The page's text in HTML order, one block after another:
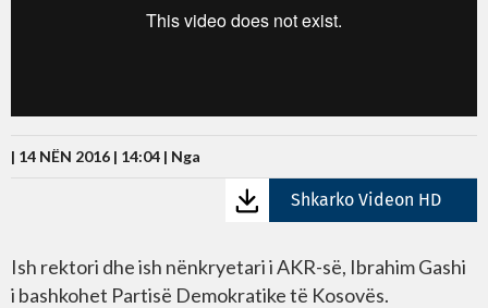
| 14 NËN 2016 | 14:04 | Nga
Shkarko Videon HD
Ish rektori dhe ish nënkryetari i AKR-së, Ibrahim Gashi
i bashkohet Partisë Demokratike të Kosovës.